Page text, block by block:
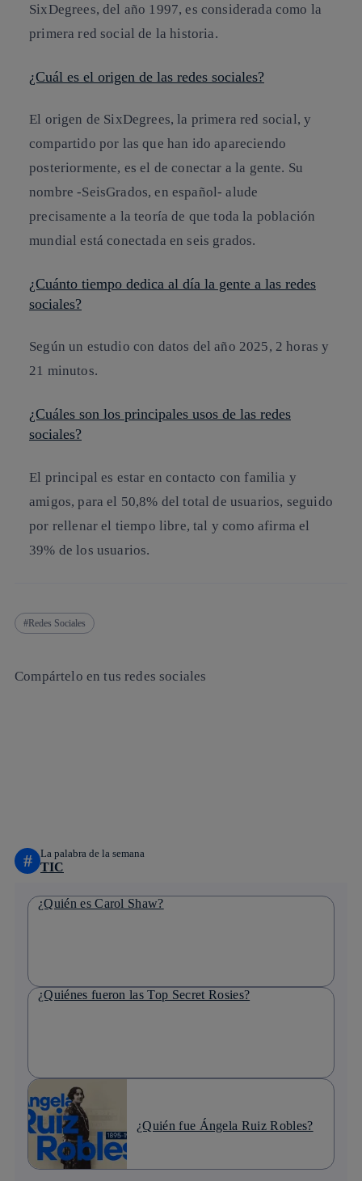
SixDegrees, del año 1997, es considerada como la
primera red social de la historia.
¿Cuál es el origen de las redes sociales?
El origen de SixDegrees, la primera red social, y
compartido por las que han ido apareciendo
posteriormente, es el de conectar a la gente. Su
nombre -SeisGrados, en español- alude
precisamente a la teoría de que toda la población
mundial está conectada en seis grados.
¿Cuánto tiempo dedica al día la gente a las redes
sociales?
Según un estudio con datos del año 2025, 2 horas y
21 minutos.
¿Cuáles son los principales usos de las redes
sociales?
El principal es estar en contacto con familia y
amigos, para el 50,8% del total de usuarios, seguido
por rellenar el tiempo libre, tal y como afirma el
39% de los usuarios.
Redes Sociales
Compártelo en tus redes sociales
# La palabra de la semana
TIC
¿Quién es Carol Shaw?
¿Quiénes fueron las Top Secret Rosies?
¿Quién fue Ángela Ruiz Robles?